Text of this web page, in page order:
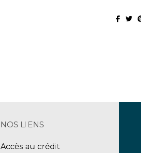
NOS LIENS
Accès au crédit